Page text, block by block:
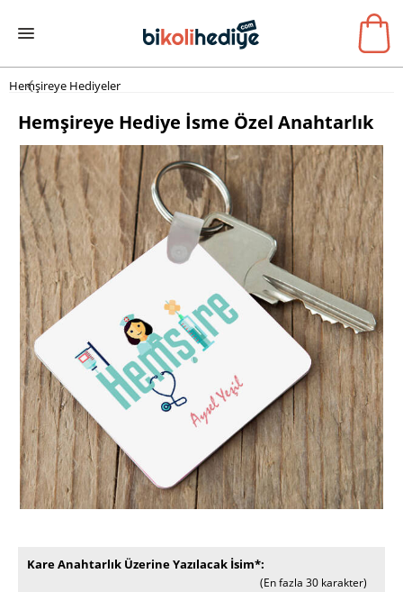
Hemşireye Hediyeler
Hemşireye Hediye İsme Özel Anahtarlık
Kare Anahtarlık Üzerine Yazılacak İsim*
(En fazla 30 karakter)